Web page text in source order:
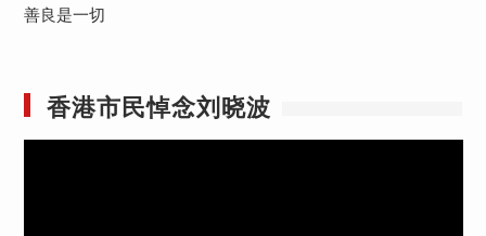
善良是一切
香港市民悼念刘晓波